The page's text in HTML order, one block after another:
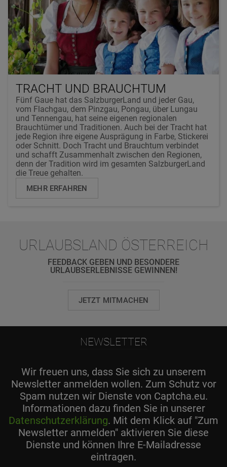
TRACHT UND BRAUCHTUM
Fünf Gaue hat das SalzburgerLand und jeder Gau,
vom Flachgau, dem Pinzgau, Pongau, über Lungau
und Tennengau, hat seine eigenen regionalen
Brauchtümer und Traditionen. Auch bei der Tracht hat
jede Region ihre eigene Ausprägung in Farbe, Stickerei
oder Schnitt. Doch Tracht und Brauchtum verbindet
und schafft Zusammenhalt zwischen den Regionen,
denn der Tradition wird im gesamten SalzburgerLand
die Treue gehalten.
MEHR ERFAHREN
URLAUBSLAND ÖSTERREICH
FEEDBACK GEBEN UND BESONDERE
URLAUBSERLEBNISSE GEWINNEN!
JETZT MITMACHEN
NEWSLETTER
Wir freuen uns, dass Sie sich zu unserem
Newsletter anmelden wollen. Zum Schutz vor
Spam nutzen wir Dienste von Captcha.eu.
Informationen dazu finden Sie in unserer
Datenschutzerklärung. Mit dem Klick auf "Zum
Newsletter anmelden" aktivieren Sie diese
Dienste und können Ihre E-Mailadresse
eintragen.